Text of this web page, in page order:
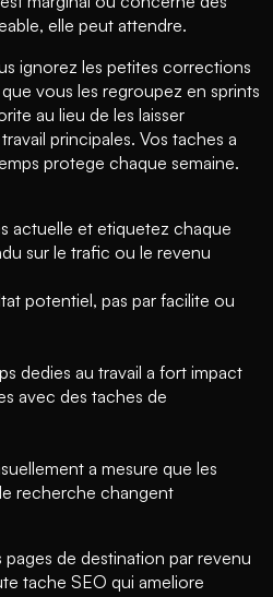
elle peut attendre.
ignorez les petites corrections
vous les regroupez en sprints
au lieu de les laisser
principales. Vos taches a
protege chaque semaine.
actuelle et etiquetez chaque
sur le trafic ou le revenu
potentiel, pas par facilite ou
dedies au travail a fort impact
avec des taches de
a mesure que les
recherche changent
de destination par revenu
tache SEO qui ameliore